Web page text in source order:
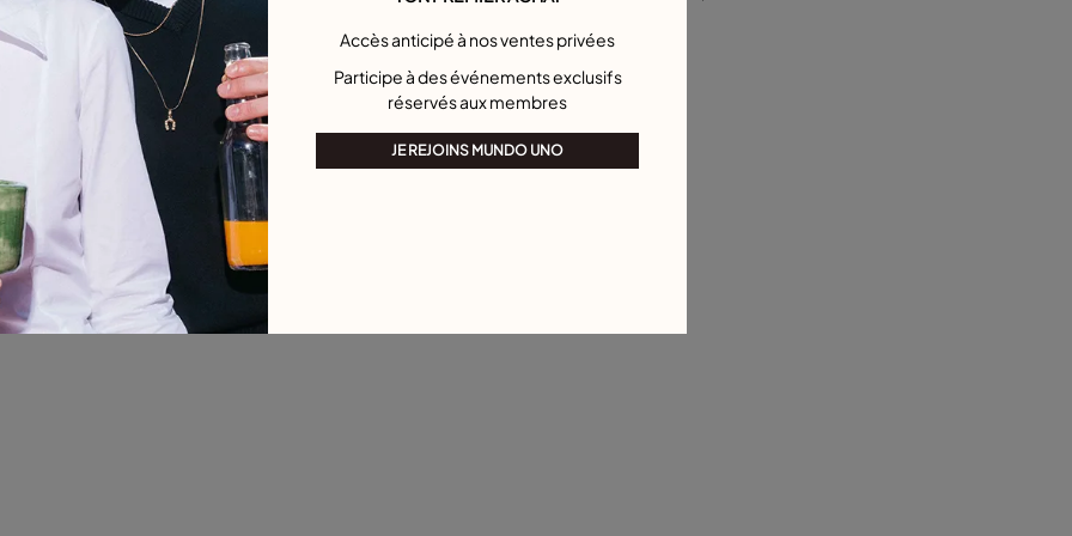
Accès anticipé à nos ventes privées
Participe à des événements exclusifs
réservés aux membres
JE REJOINS MUNDO UNO